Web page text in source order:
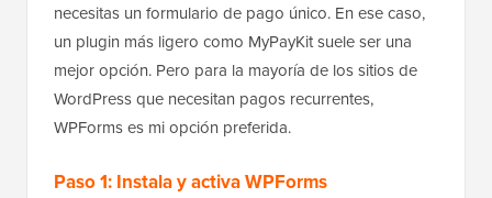
necesitas un formulario de pago único. En ese caso,
un plugin más ligero como MyPayKit suele ser una
mejor opción. Pero para la mayoría de los sitios de
WordPress que necesitan pagos recurrentes,
WPForms es mi opción preferida.
Paso 1: Instala y activa WPForms